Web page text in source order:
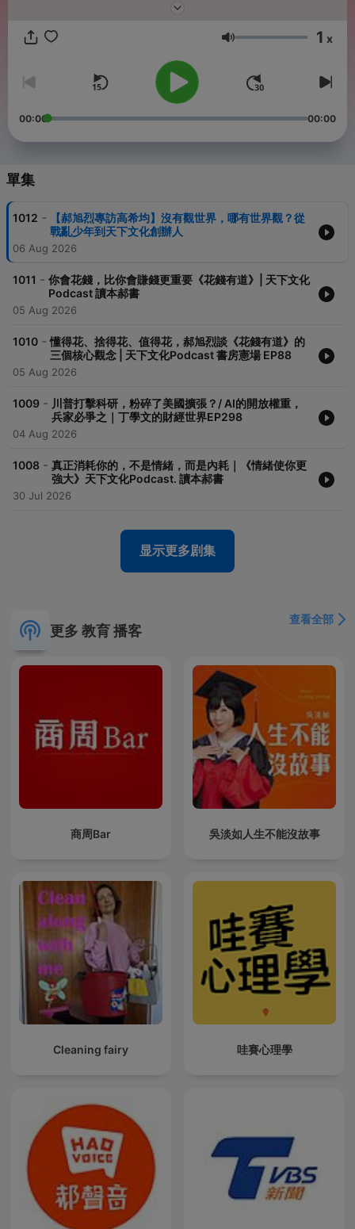
音量 1 x
00:00 00:00
單集
1012 -
【郝旭烈專訪高希均】沒有觀世界，哪有世界觀？從
戰亂少年到天下文化創辦人
06 Aug 2026
1011 - 你會花錢，比你會賺錢更重要《花錢有道》| 天下文化
Podcast 讀本郝書
05 Aug 2026
1010 - 懂得花、捨得花、值得花，郝旭烈談《花錢有道》的
三個核心觀念 | 天下文化Podcast 書房憲場 EP88
05 Aug 2026
1009 - 川普打擊科研，粉碎了美國擴張？/ AI的開放權重，
兵家必爭之｜丁學文的財經世界EP298
04 Aug 2026
1008 - 真正消耗你的，不是情緒，而是內耗｜《情緒使你更
強大》天下文化Podcast. 讀本郝書
30 Jul 2026
显示更多剧集
更多 教育 播客
查看全部
商周Bar 吳淡如人生不能沒故事
Cleaning fairy 哇賽心理學